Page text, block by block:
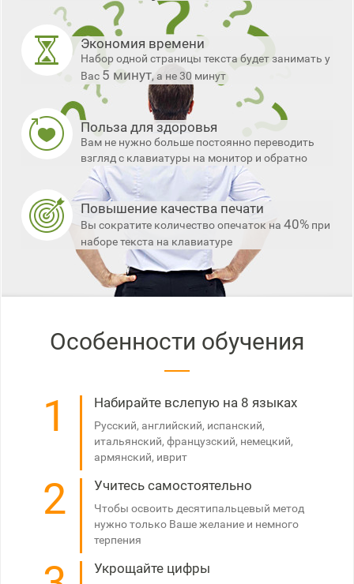
Экономия времени
Набор одной страницы текста будет занимать у
Вас 5 минут, а не 30 минут
Польза для здоровья
Вам не нужно больше постоянно переводить
взгляд с клавиатуры на монитор и обратно
Повышение качества печати
Вы сократите количество опечаток на 40% при
наборе текста на клавиатуре
Особенности обучения
1 Набирайте вслепую на 8 языках
Русский, английский, испанский,
итальянский, французский, немецкий,
армянский, иврит
2 Учитесь самостоятельно
Чтобы освоить десятипальцевый метод
нужно только Ваше желание и немного
терпения
Укрощайте цифры